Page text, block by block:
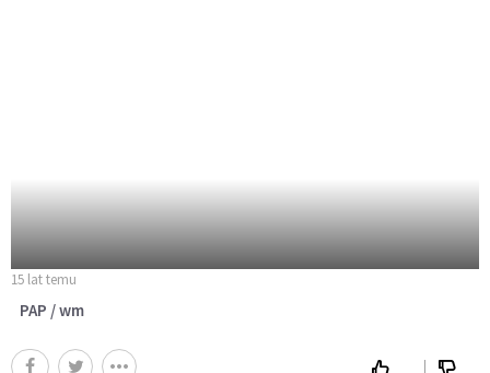
15 lat temu
PAP / wm